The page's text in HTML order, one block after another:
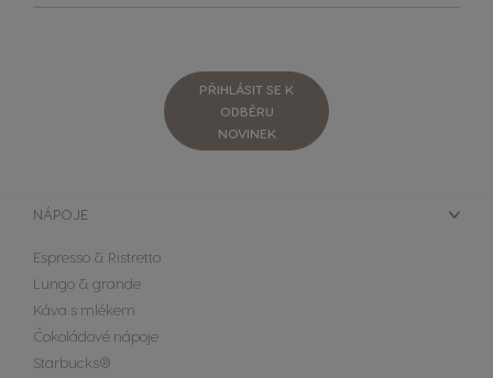
k
PŘIHLÁSIT SE K
ODBĚRU
NOVINEK
NÁPOJE
Espresso & Ristretto
Lungo & grande
Káva s mlékem
Čokoládové nápoje
Starbucks®